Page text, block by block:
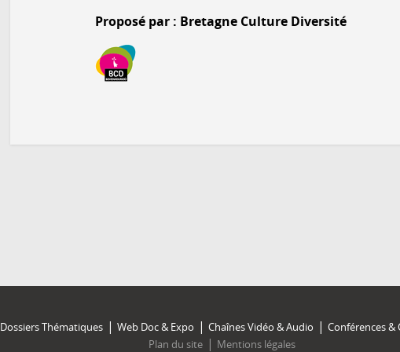
Proposé par : Bretagne Culture Diversité
Dossiers Thématiques Web Doc & Expo Chaînes Vidéo & Audio
Conférences &
Plan du site
Mentions légales